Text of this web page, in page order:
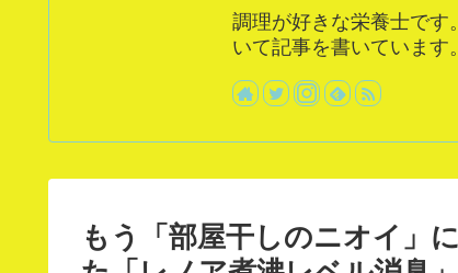
調理が好きな栄養士です
いて記事を書いています。
もう「部屋干しのニオイ」